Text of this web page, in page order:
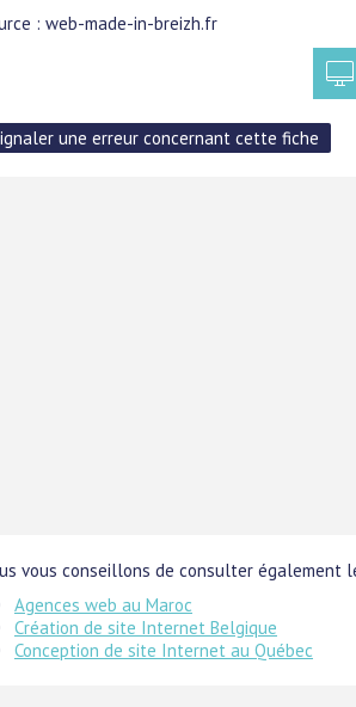
: web-made-in-breizh.fr
vous conseillons de consulter également
Agences web au Maroc
Création de site Internet Belgique
Conception de site Internet au Québec